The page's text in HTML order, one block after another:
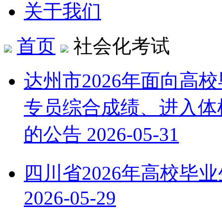
关于我们
首页
社会化考试
达州市2026年面向高
专员综合成绩、进入
的公告 2026-05-31
四川省2026年高校毕
2026-05-29